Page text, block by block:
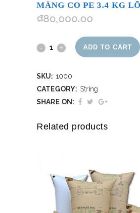
MÀNG CO PE 3.4 KG
₫80,000.00
ADD TO CART
SKU: 1000
CATEGORY: String
SHARE ON:
Related products